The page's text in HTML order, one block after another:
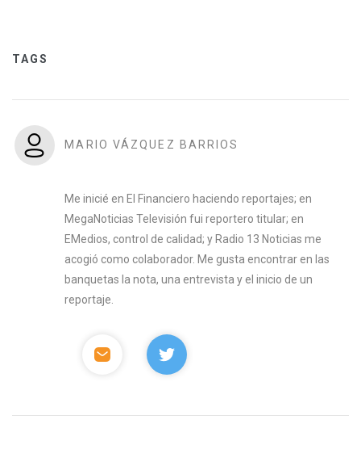
TAGS
MARIO VÁZQUEZ BARRIOS
Me inicié en El Financiero haciendo reportajes; en
MegaNoticias Televisión fui reportero titular; en
EMedios, control de calidad; y Radio 13 Noticias me
acogió como colaborador. Me gusta encontrar en las
banquetas la nota, una entrevista y el inicio de un
reportaje.